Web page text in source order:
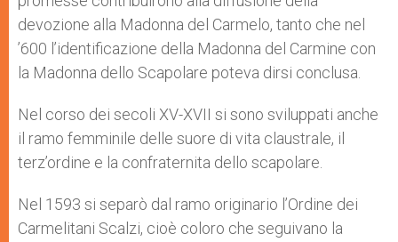
devozione alla Madonna del Carmelo, tanto che nel
’600 l’identificazione della Madonna del Carmine con
la Madonna dello Scapolare poteva dirsi conclusa.
Nel corso dei secoli XV-XVII si sono sviluppati anche
il ramo femminile delle suore di vita claustrale, il
terz’ordine e la confraternita dello scapolare.
Nel 1593 si separò dal ramo originario l’Ordine dei
Carmelitani Scalzi, cioè coloro che seguivano la